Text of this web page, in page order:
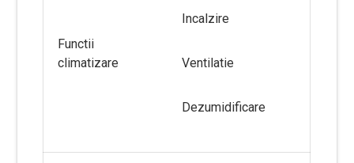
Functii
climatizare
Incalzire
Ventilatie
Dezumidificare